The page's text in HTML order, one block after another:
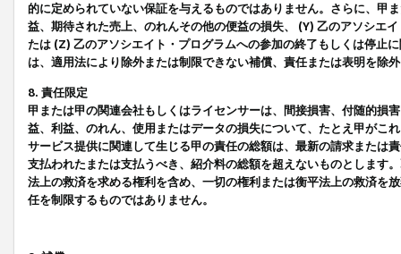
的に定められていない保証を与えるものではありません。さらに、甲
益、期待された売上、のれんその他の便益の損失、 (Y) 乙のアソシエ
たは (Z) 乙のアソシエイト・プログラムへの参加の終了もしくは停止
は、適用法により除外または制限できない補償、責任または表明を除
8. 責任限定
甲または甲の関連会社もしくはライセンサーは、間接損害、付随的損
益、利益、のれん、使用またはデータの損失について、たとえ甲がこ
サービス提供に関連して生じる甲の責任の総額は、最新の請求または
支払われたまたは支払うべき、紹介料の総額を超えないものとします
法上の救済を求める権利を含め、一切の権利または衡平法上の救済を
任を制限するものではありません。